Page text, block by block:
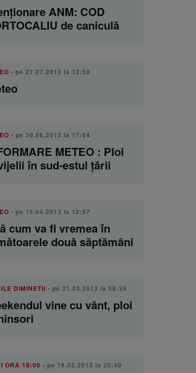
ANM: COD
de caniculă
• pe 27.07.2013 la 12:50
• pe 30.06.2013 la 17:04
METEO : Ploi
în sud-estul ţării
• pe 15.04.2013 la 12:57
cum va fi vremea în
două săptămâni
DIMINETII • pe 21.03.2013 la 08:39
vine cu vânt, ploi
ORA 18:00 • pe 19.03.2013 la 20:40